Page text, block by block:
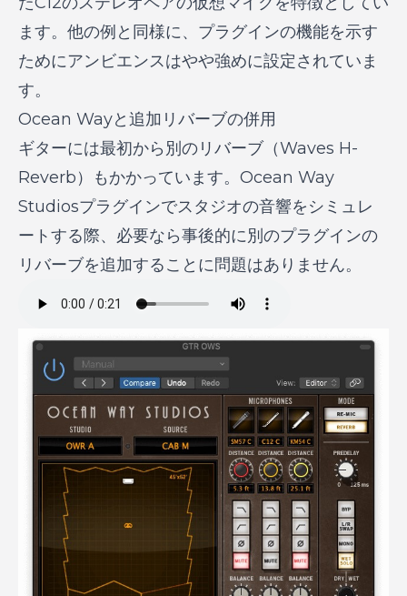
ます。他の例と同様に、プラグインの機能を示す
ためにアンビエンスはやや強めに設定されていま
す。
Ocean Wayと追加リバーブの併用
ギターには最初から別のリバーブ（Waves H-
Reverb）もかかっています。Ocean Way
Studiosプラグインでスタジオの音響をシミュレ
ートする際、必要なら事後的に別のプラグインの
リバーブを追加することに問題はありません。